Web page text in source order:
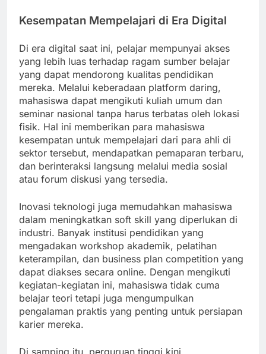
Kesempatan Mempelajari di Era Digital
Di era digital saat ini, pelajar mempunyai akses
yang lebih luas terhadap ragam sumber belajar
yang dapat mendorong kualitas pendidikan
mereka. Melalui keberadaan platform daring,
mahasiswa dapat mengikuti kuliah umum dan
seminar nasional tanpa harus terbatas oleh lokasi
fisik. Hal ini memberikan para mahasiswa
kesempatan untuk mempelajari dari para ahli di
sektor tersebut, mendapatkan pemaparan terbaru,
dan berinteraksi langsung melalui media sosial
atau forum diskusi yang tersedia.
Inovasi teknologi juga memudahkan mahasiswa
dalam meningkatkan soft skill yang diperlukan di
industri. Banyak institusi pendidikan yang
mengadakan workshop akademik, pelatihan
keterampilan, dan business plan competition yang
dapat diakses secara online. Dengan mengikuti
kegiatan-kegiatan ini, mahasiswa tidak cuma
belajar teori tetapi juga mengumpulkan
pengalaman praktis yang penting untuk persiapan
karier mereka.